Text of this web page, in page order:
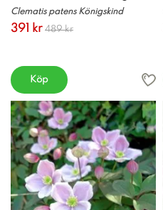
Clematis patens Königskind
391 kr 489 kr
Köp